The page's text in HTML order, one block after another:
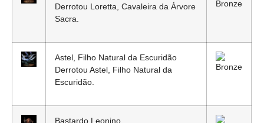
Derrotou Loretta, Cavaleira da Árvore
Sacra.
Astel, Filho Natural da Escuridão
Derrotou Astel, Filho Natural da
Escuridão.
Bastardo Leonino